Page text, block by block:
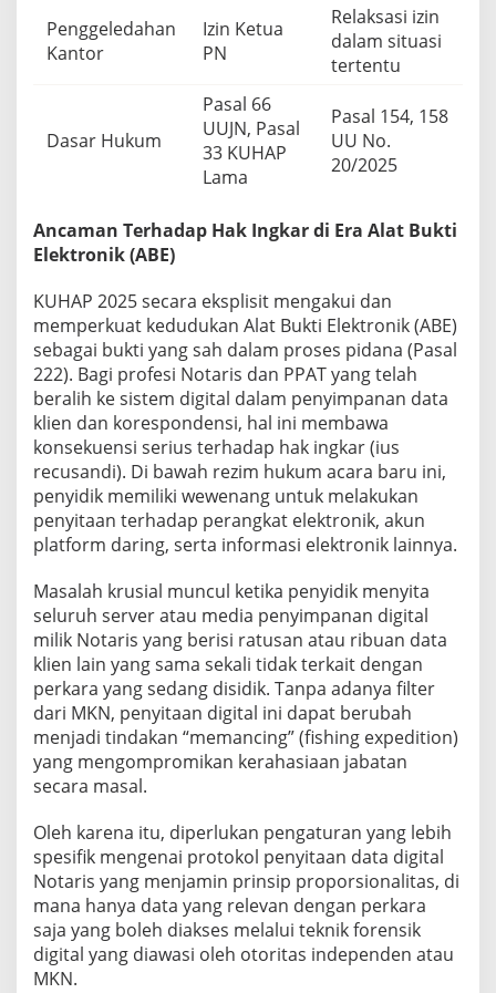
Penggeledahan
Kantor
Izin Ketua
PN
Relaksasi izin
dalam situasi
tertentu
Dasar Hukum
Pasal 66
UUJN, Pasal
33 KUHAP
Lama
Pasal 154, 158
UU No.
20/2025
Ancaman Terhadap Hak Ingkar di Era Alat Bukti
Elektronik (ABE)
KUHAP 2025 secara eksplisit mengakui dan
memperkuat kedudukan Alat Bukti Elektronik (ABE)
sebagai bukti yang sah dalam proses pidana (Pasal
222). Bagi profesi Notaris dan PPAT yang telah
beralih ke sistem digital dalam penyimpanan data
klien dan korespondensi, hal ini membawa
konsekuensi serius terhadap hak ingkar (ius
recusandi). Di bawah rezim hukum acara baru ini,
penyidik memiliki wewenang untuk melakukan
penyitaan terhadap perangkat elektronik, akun
platform daring, serta informasi elektronik lainnya.
Masalah krusial muncul ketika penyidik menyita
seluruh server atau media penyimpanan digital
milik Notaris yang berisi ratusan atau ribuan data
klien lain yang sama sekali tidak terkait dengan
perkara yang sedang disidik. Tanpa adanya filter
dari MKN, penyitaan digital ini dapat berubah
menjadi tindakan “memancing” (fishing expedition)
yang mengompromikan kerahasiaan jabatan
secara masal.
Oleh karena itu, diperlukan pengaturan yang lebih
spesifik mengenai protokol penyitaan data digital
Notaris yang menjamin prinsip proporsionalitas, di
mana hanya data yang relevan dengan perkara
saja yang boleh diakses melalui teknik forensik
digital yang diawasi oleh otoritas independen atau
MKN.